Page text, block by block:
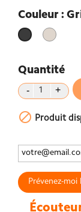
Couleur :
Gris
Ivoire
Quantité
 Produit
Prévenez-